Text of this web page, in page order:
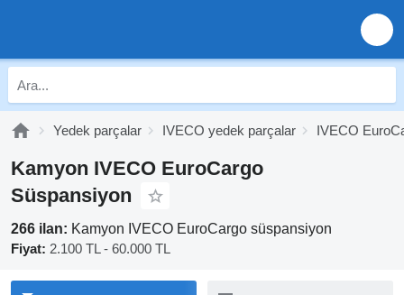
Yedek parçalar IVECO yedek parçalar IVECO
Kamyon IVECO EuroCargo
Süspansiyon
266 ilan: Kamyon IVECO EuroCargo süspansiyon
Fiyat: 2.100 TL - 60.000 TL